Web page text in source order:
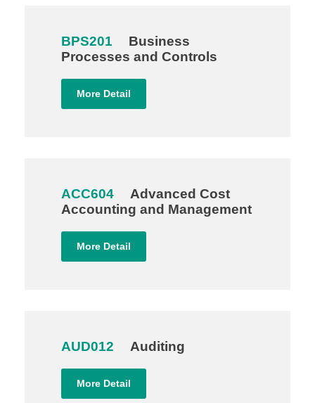
BPS201
Business
Processes and Controls
More Detail
ACC604
Advanced Cost
Accounting and Management
More Detail
AUD012 Auditing
More Detail